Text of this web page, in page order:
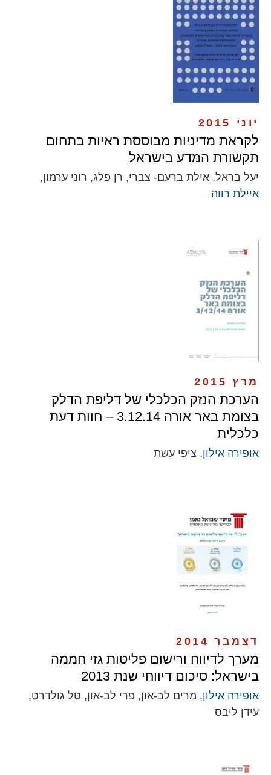
יוני 2015
לקראת מדיניות מבוססת ראיות בתחום
תקשורת המדע בישראל
יעל בראל, אילת ברעם- צברי, רן פלג, רוני ערמון,
איילת רווה
מרץ 2015
הערכת הנזק הכלכלי של דליפת הדלק
בצומת באר אורה 3.12.14 – חוות דעת
כלכלית
אופירה אילון, ציפי עשת
דצמבר 2014
מערך לדיווח ורישום פליטות גזי חממה
בישראל: סיכום דיווחי שנת 2013
אופירה אילון, מרים לב-און, פרי לב-און, טל גולדרט,
עידן ליבס